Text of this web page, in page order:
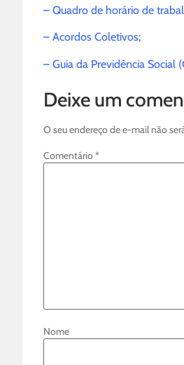
– Quadro de horário de
– Acordos Coletivos;
– Guia da Previdência Social
Deixe um
O seu endereço de e-mail não
Comentário*
Nome